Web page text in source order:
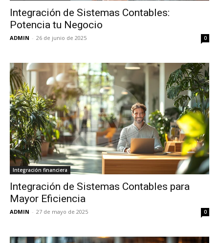
Integración de Sistemas Contables:
Potencia tu Negocio
ADMIN - 26 de junio de 2025 0
Integración financiera
Integración de Sistemas Contables para
Mayor Eficiencia
ADMIN - 27 de mayo de 2025 0